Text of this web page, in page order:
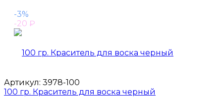
-3%
-20 ₽
Артикул: 3978-100
100 гр. Краситель для воска черный